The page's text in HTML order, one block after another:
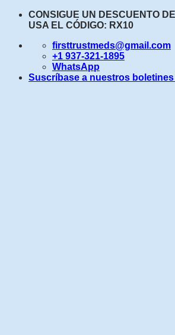
SaltarCONSIGUE UN DESCUENTO
USA EL CÓDIGO: RX10
firsttrustmeds@gmail.com
+1 937-321-1895
WhatsApp
Suscríbase a nuestros